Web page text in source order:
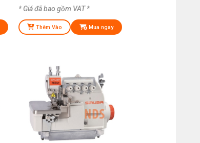
* Giá đã bao gồm VAT *
Thêm Vào Mua ngay